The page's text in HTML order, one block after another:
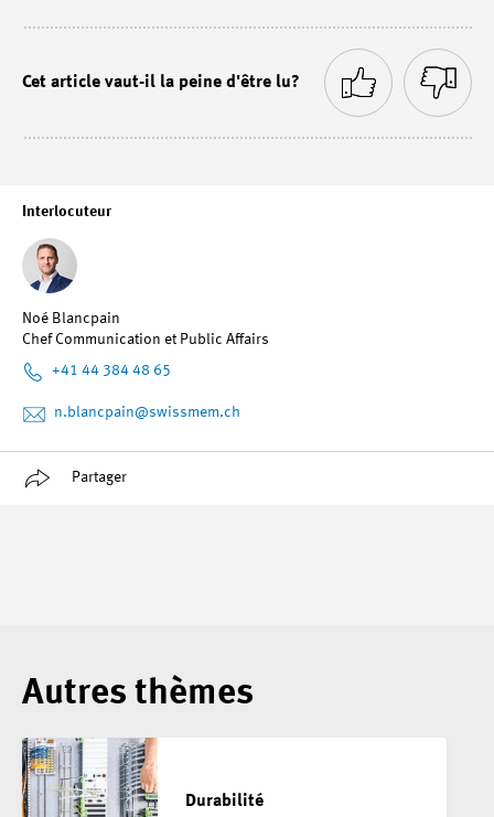
Interlocuteur
Noé Blancpain
Chef Communication et Public Affairs
+41 44 384 48 65
n.blancpain@swissmem.ch
Partager
Cet article vaut-il la peine d'être lu?
Autres thèmes
Durabilité